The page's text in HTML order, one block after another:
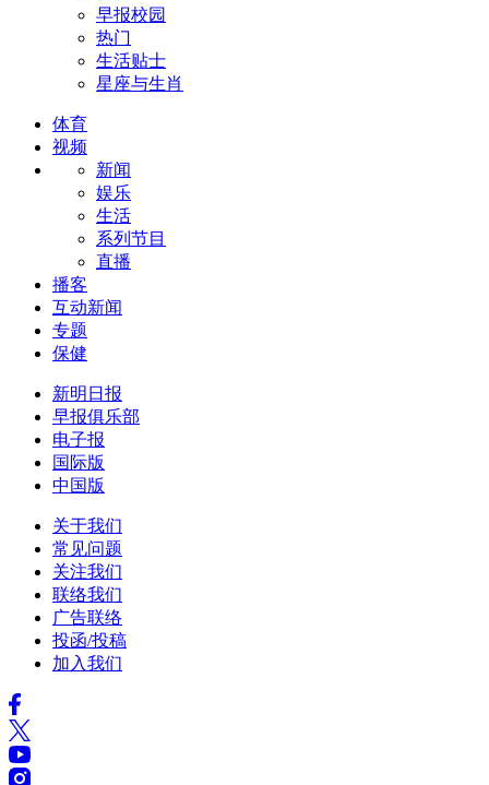
早报校园
热门
生活贴士
星座与生肖
体育
视频
新闻
娱乐
生活
系列节目
直播
播客
互动新闻
专题
保健
新明日报
早报俱乐部
电子报
国际版
中国版
关于我们
常见问题
关注我们
联络我们
广告联络
投函/投稿
加入我们